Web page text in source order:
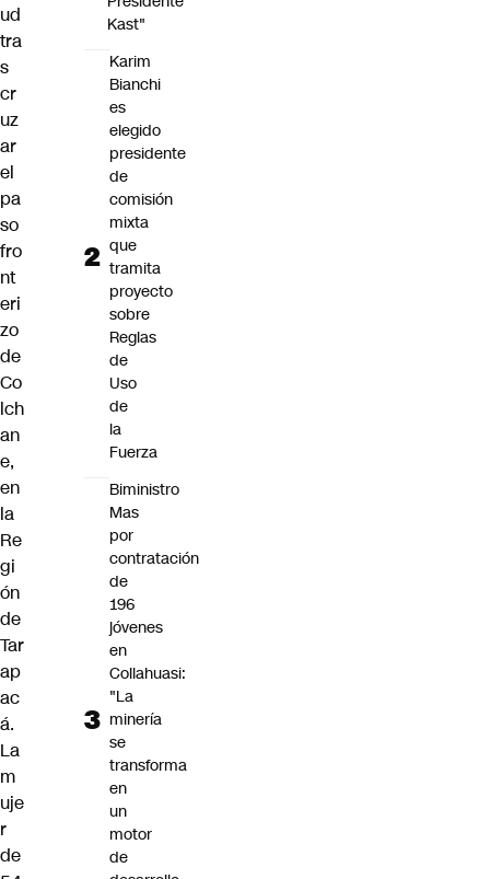
ud
tra
s
cr
uz
ar
el
pa
so
fro
nt
eri
zo
de
Co
lch
an
e,
en
la
Re
gi
ón
de
Tar
ap
ac
á.
La
m
uje
r
de
Kast"
Karim
Bianchi
es
elegido
presidente
de
comisión
mixta
que
tramita
proyecto
sobre
Reglas
de
Uso
de
la
Fuerza
Biministro
Mas
por
contratación
de
196
jóvenes
en
Collahuasi:
"La
minería
se
transforma
en
un
motor
de